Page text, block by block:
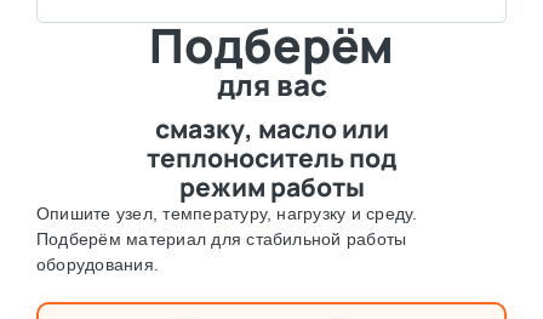
Подберём
для вас
смазку, масло или
теплоноситель под
режим работы
Опишите узел, температуру, нагрузку и среду.
Подберём материал для стабильной работы
оборудования.